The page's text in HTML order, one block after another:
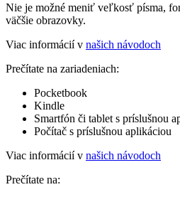
Nie je možné meniť veľkosť písma,
väčšie obrazovky.
Viac informácií v našich návodoch
Prečítate na zariadeniach:
Pocketbook
Kindle
Smartfón či tablet s príslušnou
Počítač s príslušnou aplikáciou
Viac informácií v našich návodoch
Prečítate na: